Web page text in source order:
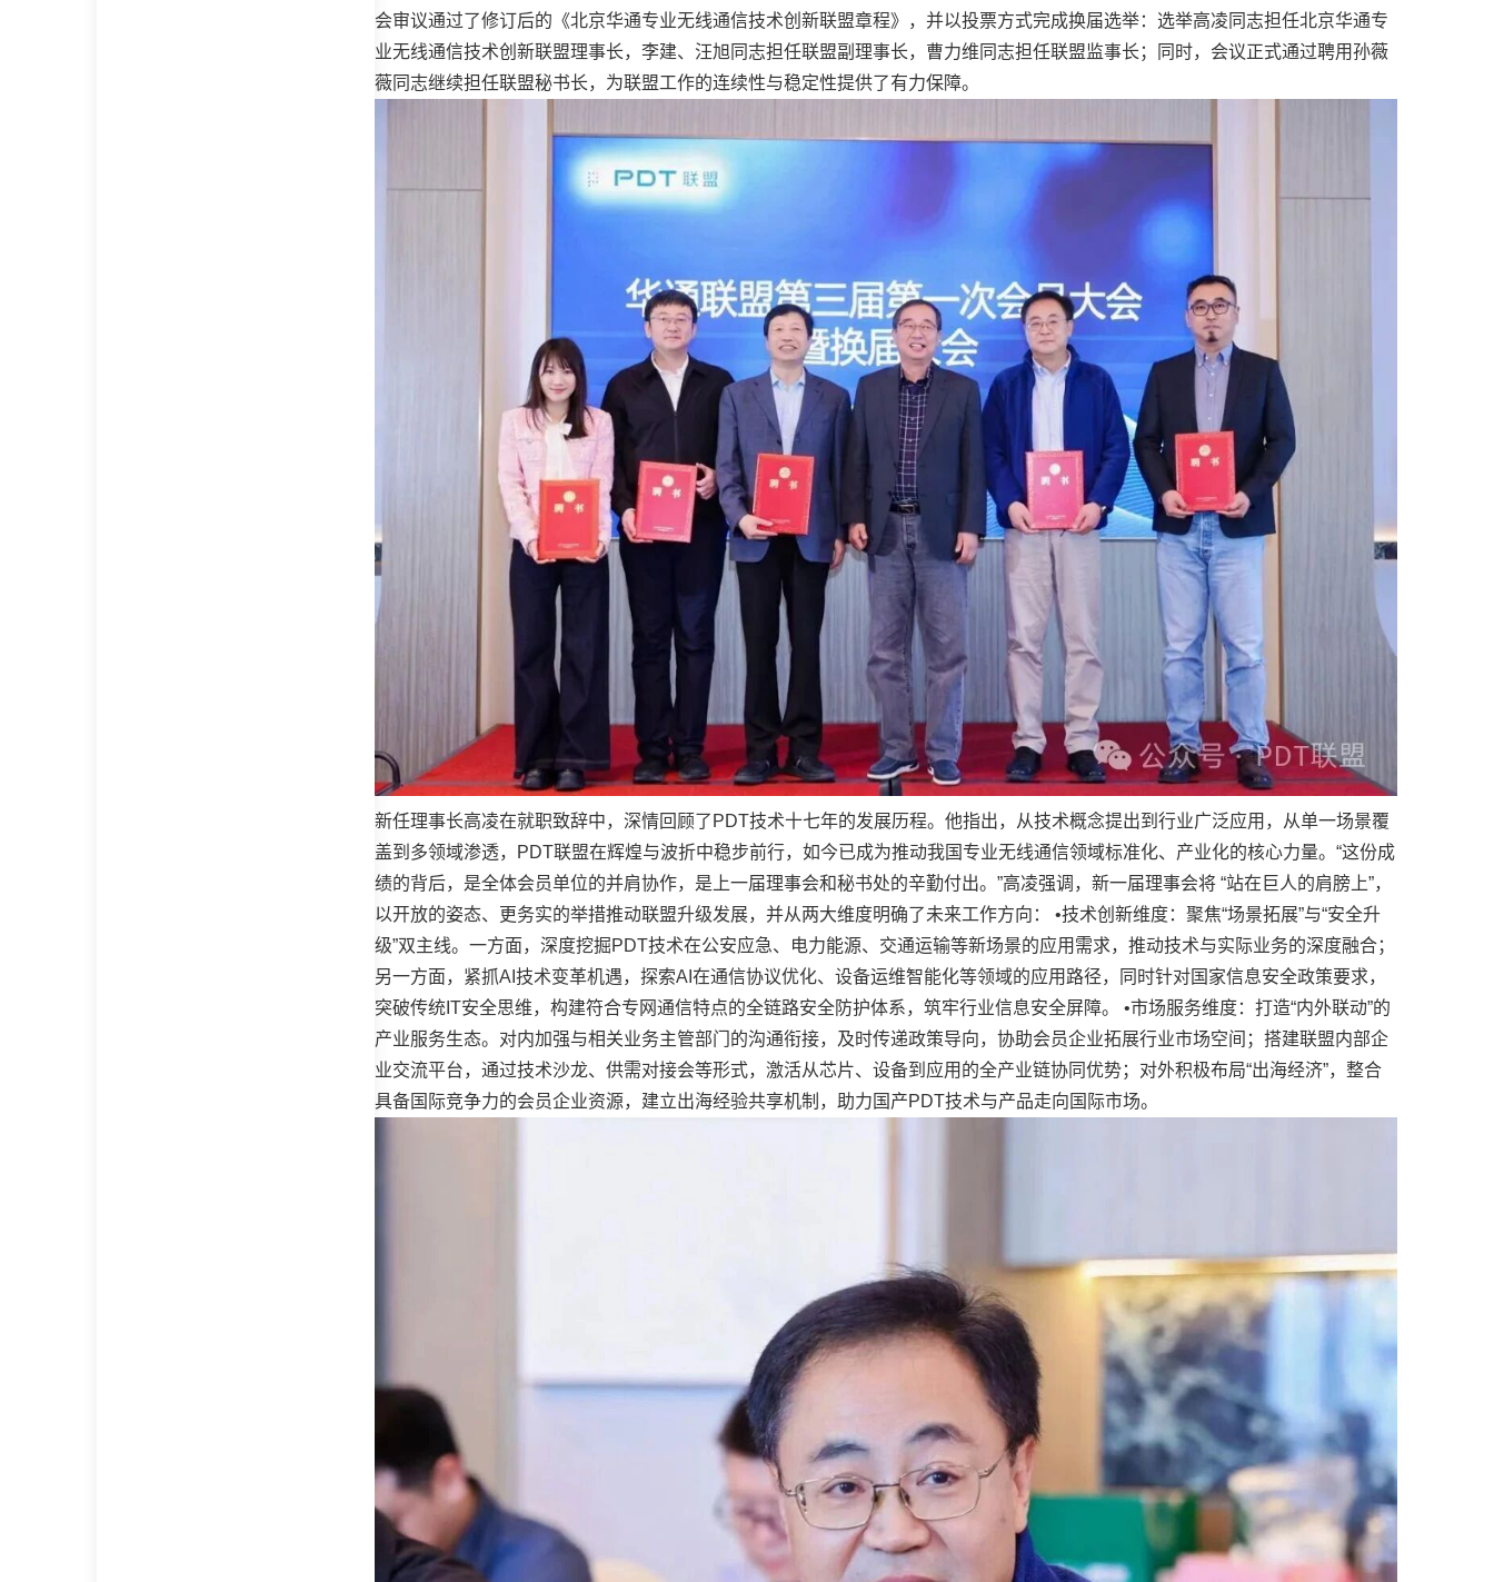
会审议通过了修订后的《北京华通专业无线通信技术创新联盟章程》，并以投票方式完成换届选举：选举高凌同志担任北京华通专
业无线通信技术创新联盟理事长，李建、汪旭同志担任联盟副理事长，曹力维同志担任联盟监事长；同时，会议正式通过聘用孙薇
薇同志继续担任联盟秘书长，为联盟工作的连续性与稳定性提供了有力保障。
新任理事长高凌在就职致辞中，深情回顾了PDT技术十七年的发展历程。他指出，从技术概念提出到行业广泛应用，从单一场景覆
盖到多领域渗透，PDT联盟在辉煌与波折中稳步前行，如今已成为推动我国专业无线通信领域标准化、产业化的核心力量。“这份成
绩的背后，是全体会员单位的并肩协作，是上一届理事会和秘书处的辛勤付出。”高凌强调，新一届理事会将 “站在巨人的肩膀上”，
以开放的姿态、更务实的举措推动联盟升级发展，并从两大维度明确了未来工作方向： •技术创新维度：聚焦“场景拓展”与“安全升
级”双主线。一方面，深度挖掘PDT技术在公安应急、电力能源、交通运输等新场景的应用需求，推动技术与实际业务的深度融合；
另一方面，紧抓AI技术变革机遇，探索AI在通信协议优化、设备运维智能化等领域的应用路径，同时针对国家信息安全政策要求，
突破传统IT安全思维，构建符合专网通信特点的全链路安全防护体系，筑牢行业信息安全屏障。 •市场服务维度：打造“内外联动”的
产业服务生态。对内加强与相关业务主管部门的沟通衔接，及时传递政策导向，协助会员企业拓展行业市场空间；搭建联盟内部企
业交流平台，通过技术沙龙、供需对接会等形式，激活从芯片、设备到应用的全产业链协同优势；对外积极布局“出海经济”，整合
具备国际竞争力的会员企业资源，建立出海经验共享机制，助力国产PDT技术与产品走向国际市场。